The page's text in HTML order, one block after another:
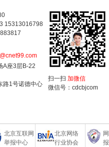
15313016798
A座3层B-22
路1号诺德中心
扫一扫 加微信
微信号：cdcbjcom
北京互联网
举报中心
北京网络
行业协会